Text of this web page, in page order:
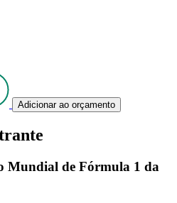
Adicionar ao orçamento
Mundial de Fórmula 1 da